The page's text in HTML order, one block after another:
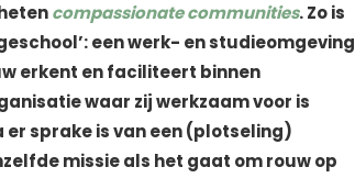
compassionate communities. Zo is
een werk- en studieomgeving
erkent en faciliteert binnen
waar zij werkzaam voor is
sprake is van een (plotseling)
missie als het gaat om rouw op